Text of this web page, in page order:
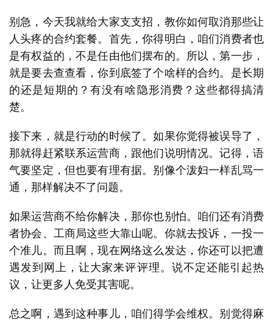
首
别急，今天我就给大家支支招，教你如何取消那些让
人头疼的合约套餐。首先，你得明白，咱们消费者也
是有权益的，不是任由他们摆布的。所以，第一步，
就是要去查查看，你到底签了个啥样的合约。是长期
的还是短期的？有没有啥隐形消费？这些都得搞清
楚。
接下来，就是行动的时候了。如果你觉得被误导了，
那就得赶紧联系运营商，跟他们说明情况。记得，语
气要坚定，但也要有理有据。别像个泼妇一样乱骂一
通，那样解决不了问题。
如果运营商不给你解决，那你也别怕。咱们还有消费
者协会、工商局这些大靠山呢。你就去投诉，一投一
个准儿。而且啊，现在网络这么发达，你还可以把遭
遇发到网上，让大家来评评理。说不定还能引起热
议，让更多人免受其害呢。
总之啊，遇到这种事儿，咱们得学会维权。别觉得麻